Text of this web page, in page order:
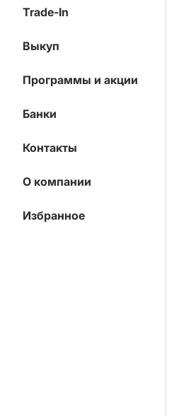
Trade-In
Выкуп
Программы и акции
Банки
Контакты
О компании
Избранное